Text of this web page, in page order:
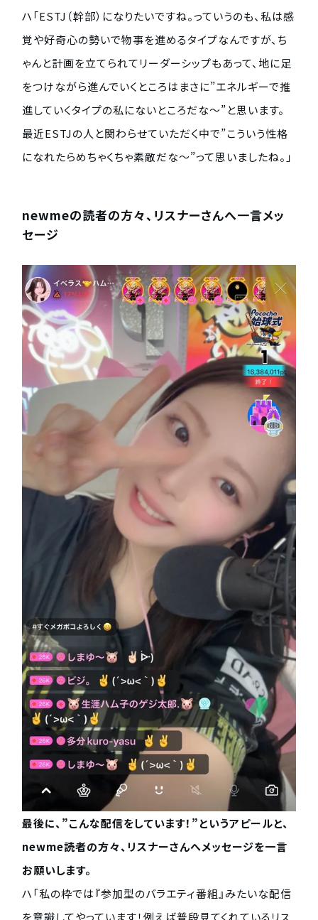
ハ「ESTJ（幹部）になりたいですね。っていうのも、私は感
覚や好奇心の勢いで物事を進めるタイプなんですが、ち
ゃんと計画を立てられてリーダーシップもあって、地に足
をつけながら進んでいくところはまさに”エネルギーで推
進していくタイプの私にないところだな〜”と思います。
最近ESTJの人と関わらせていただく中で”こういう性格
になれたらめちゃくちゃ素敵だな〜”って思いましたね。」
newmeの読者の方々、リスナーさんへ一言メッ
セージ
最後に、”こんな配信をしています！”というアピールと、
newme読者の方々、リスナーさんへメッセージを一言
お願いします。
ハ「私の枠では『参加型のバラエティ番組』みたいな配信
を意識してやっています！例えば普段見てくれているリス